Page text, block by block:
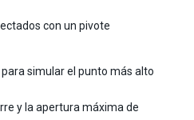
con un pivote
simular el punto más alto
y la apertura máxima de